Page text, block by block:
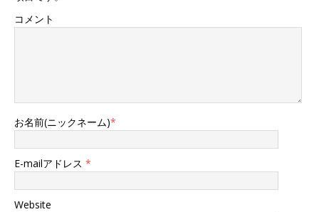
コメント
お名前(ニックネーム)*
E-mailアドレス *
Website